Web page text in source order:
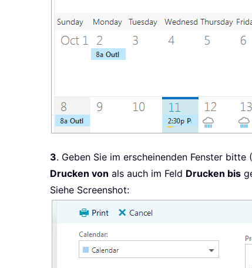
3. Geben Sie im erscheinenden Fenster
Drucken von als auch im Feld Drucken bis
Siehe Screenshot: